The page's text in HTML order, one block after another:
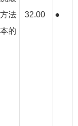
法
的
32.00 ●